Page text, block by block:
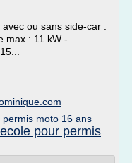
ou sans side-car :
max : 11 kW -
permis moto 16 ans
pour permis